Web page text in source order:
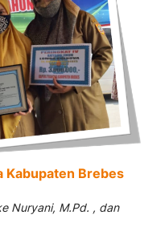
Kabupaten Brebes
Nuryani, M.Pd. , dan